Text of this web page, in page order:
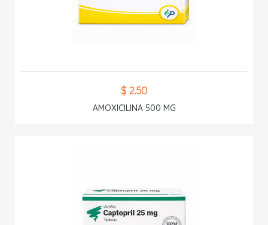
$ 2.50
AMOXICILINA 500 MG